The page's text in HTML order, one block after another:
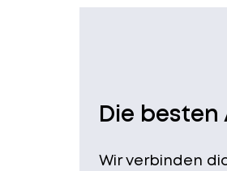
Die
Wir verbinden